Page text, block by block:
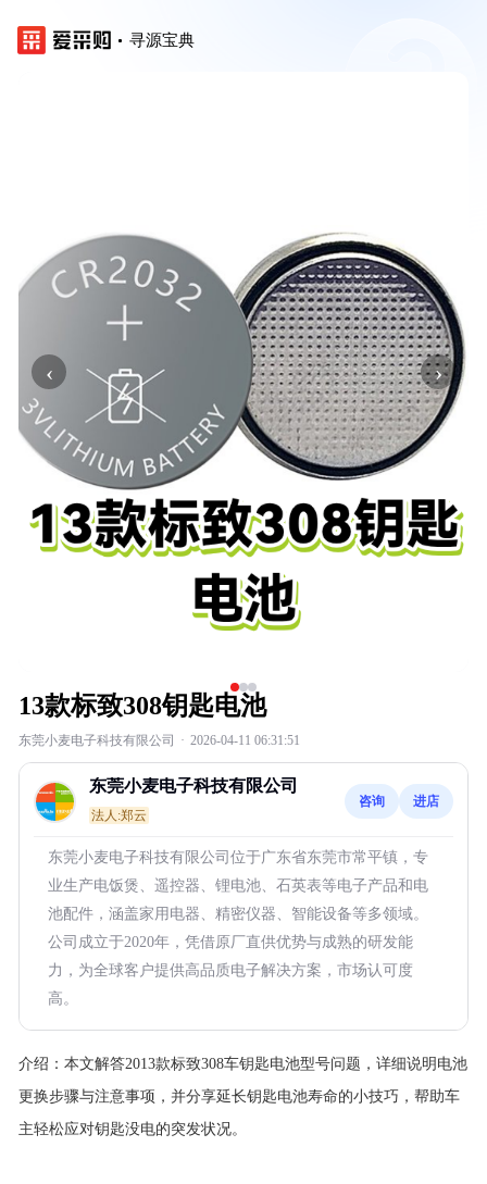
寻源宝典
‹ ›
13款标致308钥匙电池
东莞小麦电子科技有限公司 · 2026-04-11 06:31:51
东莞小麦电子科技有限公司
法人:郑云
咨询 进店
东莞小麦电子科技有限公司位于广东省东莞市常平镇，专
业生产电饭煲、遥控器、锂电池、石英表等电子产品和电
池配件，涵盖家用电器、精密仪器、智能设备等多领域。
公司成立于2020年，凭借原厂直供优势与成熟的研发能
力，为全球客户提供高品质电子解决方案，市场认可度
高。
介绍： 本文解答2013款标致308车钥匙电池型号问题，详细说明电池
更换步骤与注意事项，并分享延长钥匙电池寿命的小技巧，帮助车
主轻松应对钥匙没电的突发状况。